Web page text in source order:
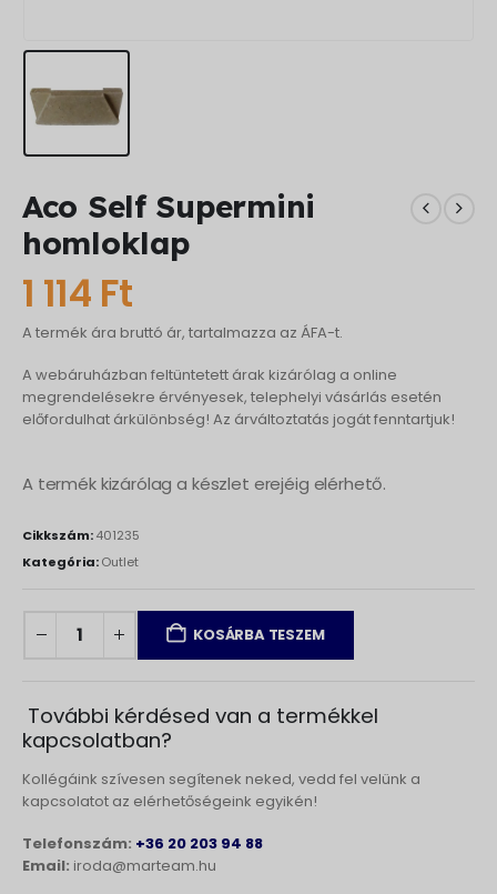
Aco Self Supermini
homloklap
1 114 Ft
A termék ára bruttó ár, tartalmazza az ÁFA-t.
A webáruházban feltüntetett árak kizárólag a online
megrendelésekre érvényesek, telephelyi vásárlás esetén
előfordulhat árkülönbség! Az árváltoztatás jogát fenntartjuk!
A termék kizárólag a készlet erejéig elérhető.
Cikkszám:401235
Kategória:Outlet
KOSÁRBA TESZEM
További kérdésed van a termékkel
kapcsolatban?
Kollégáink szívesen segítenek neked, vedd fel velünk a
kapcsolatot az elérhetőségeink egyikén!
Telefonszám: +36 20 203 94 88
Email: iroda@marteam.hu